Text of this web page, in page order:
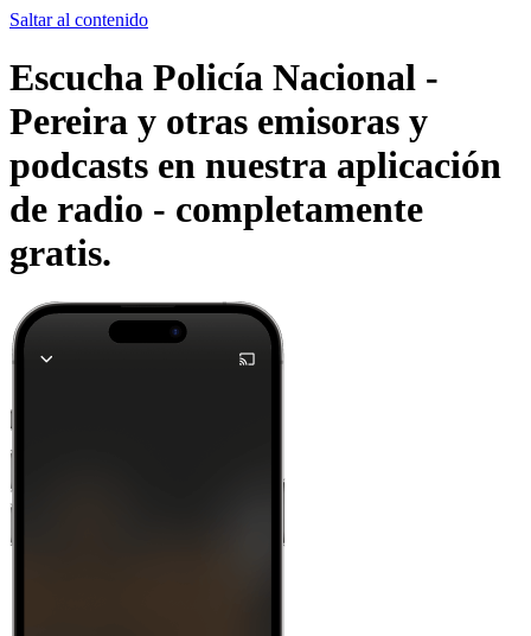
Saltar al contenido
Escucha Policía Nacional -
Pereira y otras emisoras y
podcasts en nuestra aplicación
de radio - completamente
gratis.